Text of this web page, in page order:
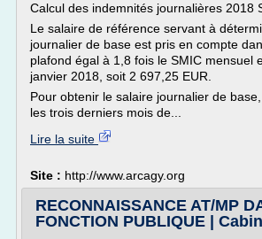
Calcul des indemnités journalières 2018
Le salaire de référence servant à
journalier de base est pris en compte
plafond égal à 1,8 fois le SMIC mensuel
janvier 2018, soit 2 697,25 EUR.
Pour obtenir le salaire journalier de
les trois derniers mois de...
Lire la suite
Site : http://www.arcagy.org
RECONNAISSANCE AT/MP
FONCTION PUBLIQUE |